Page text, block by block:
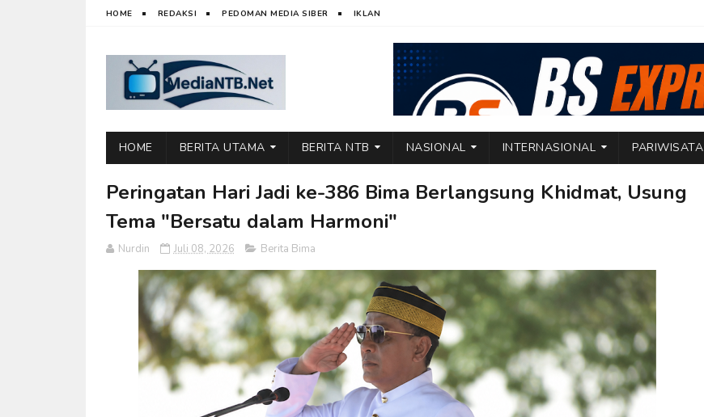
HOME REDAKSI PEDOMAN MEDIA SIBER IKLAN
HOME BERITA UTAMA BERITA NTB NASIONAL INTERNASIONAL PARIWISATA
Peringatan Hari Jadi ke-386 Bima Berlangsung Khidmat, Usung
Tema "Bersatu dalam Harmoni"
Nurdin Juli 08, 2026 Berita Bima